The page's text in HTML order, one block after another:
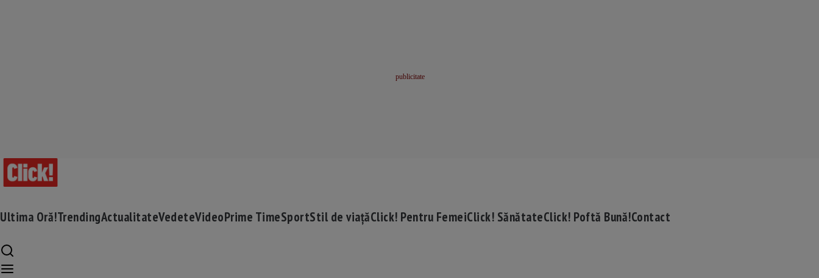
Ultima Oră!TrendingActualitateVedeteVideoPrime TimeSportStil de viațăClick! Pentru FemeiClick! SănătateClick! Poftă Bună!Contact